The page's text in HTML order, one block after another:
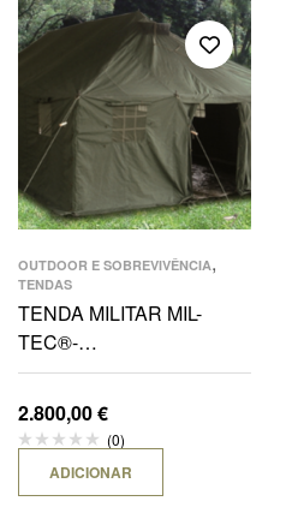
OUTDOOR E SOBREVIVÊNCIA,
TENDAS
TENDA MILITAR MIL-
TEC®-
POLYESTER/CANVAS
10X4,8M-OLIVE
2.800,00€
(0)
ADICIONAR